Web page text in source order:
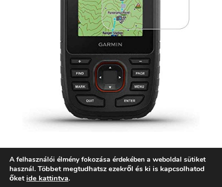
A felhasználói élmény fokozása érdekében a weboldal sütiket
használ. Többet megtudhatsz ezekről és ki is kapcsolhatod
őketide kattintva.